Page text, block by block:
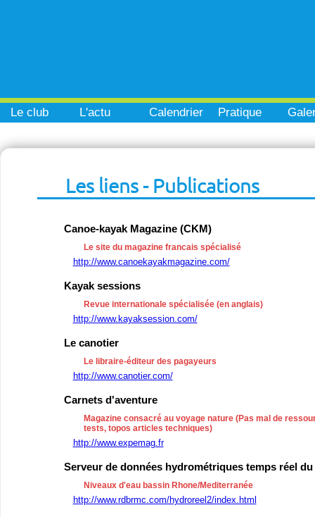
Le club L'actu Calendrier Pratique
Les liens - Publications
Canoe-kayak Magazine (CKM)
Le site du magazine francais spécialisé
http://www.canoekayakmagazine.com/
Kayak sessions
Revue internationale spécialisée (en anglais)
http://www.kayaksession.com/
Le canotier
Le libraire-éditeur des pagayeurs
http://www.canotier.com/
Carnets d'aventure
Magazine consacré au voyage nature (Pas mal de
tests, topos articles techniques)
http://www.expemag.fr
Serveur de données hydrométriques temps réel
Niveaux d'eau bassin Rhone/Mediterranée
http://www.rdbrmc.com/hydroreel2/index.html